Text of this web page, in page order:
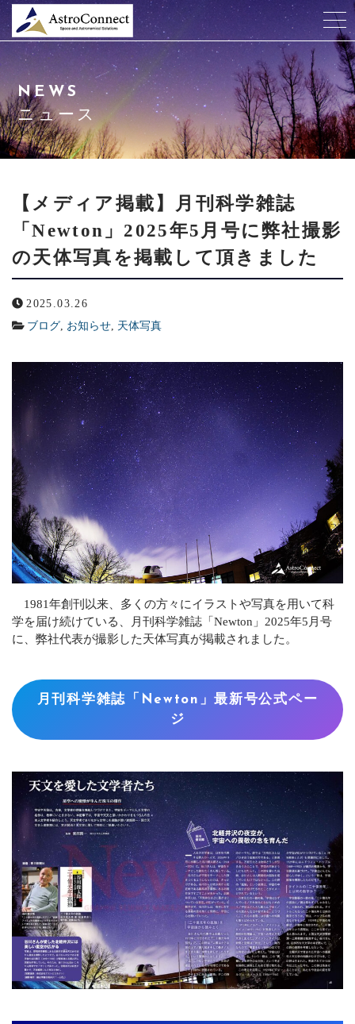
当社について
天井プラネタリウム
サービス紹介
会社概要
ニュース
よくある質問
申込/お問合せ
CONTACT
お問い合わせ
メールでの受付
お問い合わせフォーム
24時間受付中
お電話での受付
044-299-9009
受付時間 10：00～18：00
NEWS
ニュース
【メディア掲載】月刊科学雑誌
「Newton」2025年5月号に弊社撮影
の天体写真を掲載して頂きました
2025.03.26
ブログ, お知らせ, 天体写真
1981年創刊以来、多くの方々にイラストや写真を用いて科
学を届け続けている、月刊科学雑誌「Newton」2025年5月号
に、弊社代表が撮影した天体写真が掲載されました。
月刊科学雑誌「Newton」最新号公式ペー
ジ